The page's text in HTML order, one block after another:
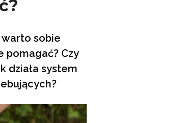
sobie
pomagać? Czy
działa system